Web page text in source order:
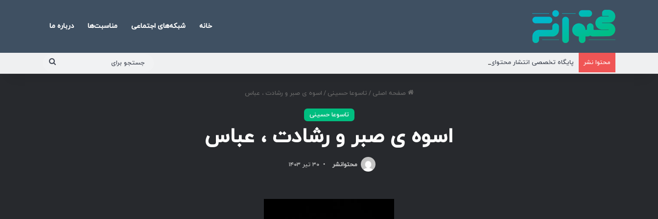
خانه شبکه‌های اجتماعی مناسبت‌ها درباره ما
محتوا نشر پایگاه تخصصی انتشار محتوای مناسبتی و موضوعی
صفحه اصلی / تاسوعا حسینی / اسوه ی صبر و رشادت ، عباس
تاسوعا حسینی
اسوه ی صبر و رشادت ، عباس
محتوانشر ۳۰ تیر ۱۴۰۳